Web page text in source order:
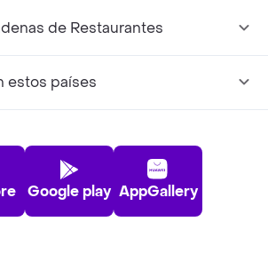
de Restaurantes
estos países
Google play AppGallery